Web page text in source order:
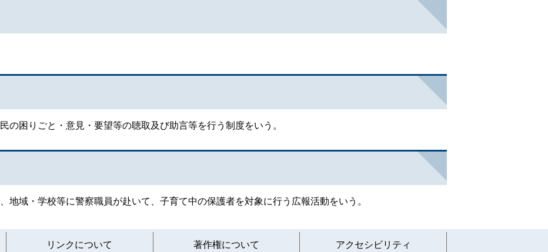
の困りごと・意見・要望等の聴取及び助言等を行う制度をいう。
地域・学校等に警察職員が赴いて、子育て中の保護者を対象に行う広報活動をいう。
と
リンクについて 著作権について アクセシビリティ